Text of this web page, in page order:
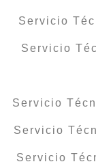
Servicio
Servicio
Servicio
Servicio
Servicio